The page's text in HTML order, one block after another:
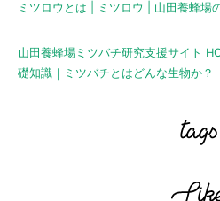
ミツロウとは | ミツロウ | 山田養蜂場
山田養蜂場ミツバチ研究支援サイト
礎知識｜ミツバチとはどんな生物か？